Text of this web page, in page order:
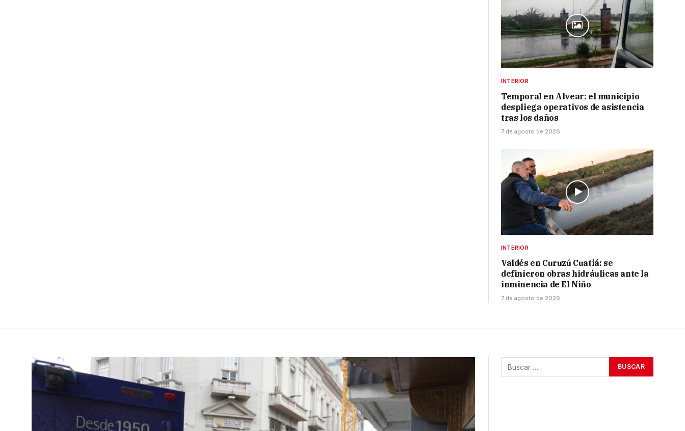
INTERIOR
Temporal en Alvear: el municipio
despliega operativos de asistencia
tras los daños
7 de agosto de 2026
INTERIOR
Valdés en Curuzú Cuatiá: se
definieron obras hidráulicas ante la
inminencia de El Niño
7 de agosto de 2026